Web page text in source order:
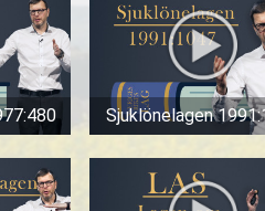
Sjuklönelagen